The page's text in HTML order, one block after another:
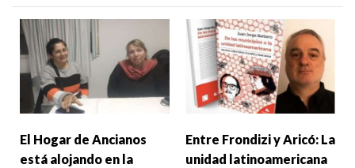
El Hogar de Ancianos
está alojando en la
Entre Frondizi y Aricó: La
unidad latinoamericana